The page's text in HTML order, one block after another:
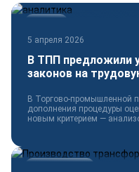
5 апреля 2026
В ТПП предложили
законов на
В Торгово-промышленной
дополнения процедуры
новым критерием —